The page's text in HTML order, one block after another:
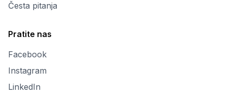
Česta pitanja
Pratite nas
Facebook
Instagram
LinkedIn